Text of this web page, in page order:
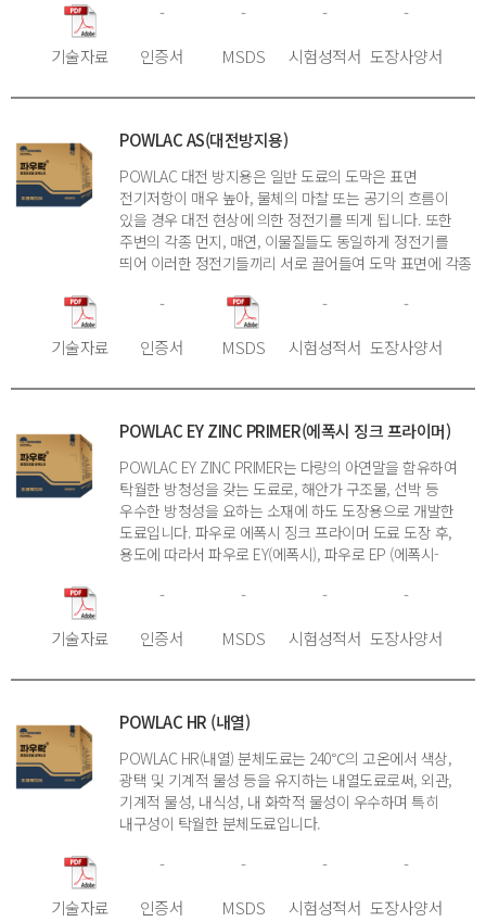
도막 표면이 깎이는 것을 방지하고, 또한 도막의 유연성이
AF (마찰 방지) 분체도료는 도막 면의 마찰저항을 일반
미끄럽게 만들었으며, 도막의 유연성이 좋아 충격성이 좋게
기술자료
-
인증서
-
MSDS
-
시험성적서
-
도장사양서
POWLAC AS(대전방지용)
POWLAC 대전 방지용은 일반 도료의 도막은 표면
전기저항이 매우 높아, 물체의 마찰 또는 공기의 흐름이
있을 경우 대전 현상에 의한 정전기를 띄게 됩니다. 또한
주변의 각종 먼지, 매연, 이물질들도 동일하게 정전기를
띄어 이러한 정전기들끼리 서로 끌어들여 도막 표면에 각종
표면을 지저분하게 만듭니다. POWLAC 대전 방지용은
도료에 도전성 물질을 많이 첨가하여 도막의 표면
전기저항을 획기적으로 낮추어, 도막 표면에 정전기 발생을
들이 정전기에 의해 달라붙는 것을 방지하여 도막 면의 청결
기술자료
-
인증서
MSDS
-
시험성적서
-
도장사양서
POWLAC EY ZINC PRIMER(에폭시 징크 프라이머)
POWLAC EY ZINC PRIMER는 다량의 아연말을 함유하여
탁월한 방청성을 갖는 도료로, 해안가 구조물, 선박 등
우수한 방청성을 요하는 소재에 하도 도장용으로 개발한
도료입니다. 파우로 에폭시 징크 프라이머 도료 도장 후,
용도에 따라서 파우로 EY(에폭시), 파우로 EP (에폭시-
도장하시면 탁월한 물성을 얻을 수 있으며, 필요시에는
함마톤 등의 무늬 도료를 도장할 수도 있습니다.
기술자료
-
인증서
-
MSDS
-
시험성적서
-
도장사양서
POWLAC HR (내열)
POWLAC HR(내열) 분체도료는 240℃의 고온에서 색상,
광택 및 기계적 물성 등을 유지하는 내열도료로써, 외관,
기계적 물성, 내식성, 내 화학적 물성이 우수하며 특히
내구성이 탁월한 분체도료입니다.
기술자료
-
인증서
-
MSDS
-
시험성적서
-
도장사양서